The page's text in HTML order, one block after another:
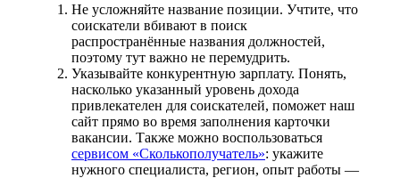
Не усложняйте название позиции. Учтите, что
соискатели вбивают в поиск
распространённые названия должностей,
поэтому тут важно не перемудрить.
Указывайте конкурентную зарплату. Понять,
насколько указанный уровень дохода
привлекателен для соискателей, поможет наш
сайт прямо во время заполнения карточки
вакансии. Также можно воспользоваться
сервисом «Сколькополучатель»: укажите
нужного специалиста, регион, опыт работы —